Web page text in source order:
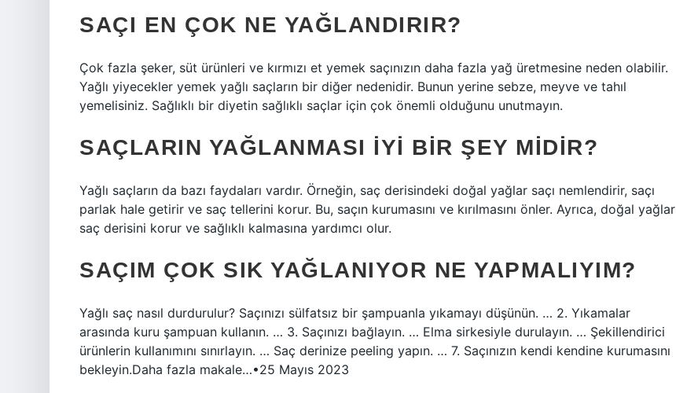
SAÇI EN ÇOK NE YAĞLANDIRIR?
Çok fazla şeker, süt ürünleri ve kırmızı et yemek saçınızın daha fazla yağ üretmesine neden olabilir.
Yağlı yiyecekler yemek yağlı saçların bir diğer nedenidir. Bunun yerine sebze, meyve ve tahıl
yemelisiniz. Sağlıklı bir diyetin sağlıklı saçlar için çok önemli olduğunu unutmayın.
SAÇLARIN YAĞLANMASI IYI BIR ŞEY MIDIR?
Yağlı saçların da bazı faydaları vardır. Örneğin, saç derisindeki doğal yağlar saçı nemlendirir, saçı
parlak hale getirir ve saç tellerini korur. Bu, saçın kurumasını ve kırılmasını önler. Ayrıca, doğal yağlar
saç derisini korur ve sağlıklı kalmasına yardımcı olur.
SAÇIM ÇOK SIK YAĞLANIYOR NE YAPMALIYIM?
Yağlı saç nasıl durdurulur? Saçınızı sülfatsız bir şampuanla yıkamayı düşünün. … 2. Yıkamalar
arasında kuru şampuan kullanın. … 3. Saçınızı bağlayın. … Elma sirkesiyle durulayın. … Şekillendirici
ürünlerin kullanımını sınırlayın. … Saç derinize peeling yapın. … 7. Saçınızın kendi kendine kurumasını
bekleyin.Daha fazla makale…•25 Mayıs 2023